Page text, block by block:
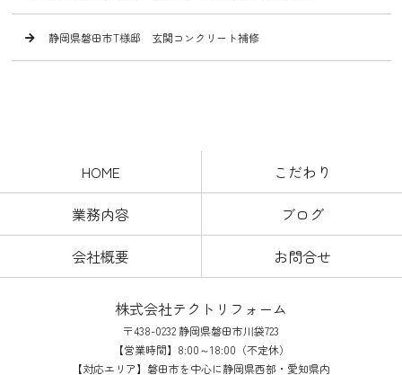
静岡県磐田市T様邸 玄関コンクリート補修
HOME
こだわり
業務内容
ブログ
会社概要
お問合せ
株式会社テクトリフォーム
〒438-0232 静岡県磐田市川袋723
【営業時間】8:00～18:00（不定休）
【対応エリア】磐田市を中心に静岡県西部・愛知県内